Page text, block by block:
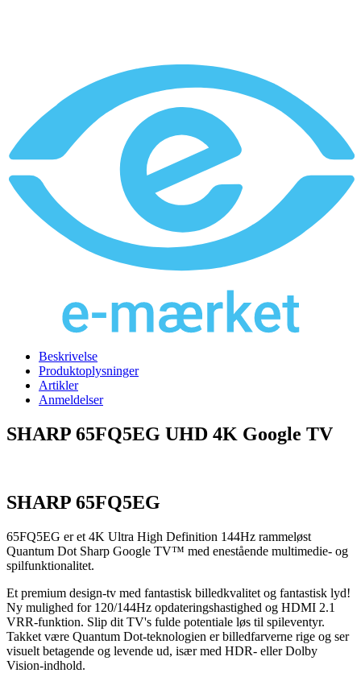
Beskrivelse
Produktoplysninger
Artikler
Anmeldelser
SHARP 65FQ5EG UHD 4K Google TV
SHARP 65FQ5EG
65FQ5EG er et 4K Ultra High Definition 144Hz rammeløst
Quantum Dot Sharp Google TV™ med enestående multimedie- og
spilfunktionalitet.
Et premium design-tv med fantastisk billedkvalitet og fantastisk lyd!
Ny mulighed for 120/144Hz opdateringshastighed og HDMI 2.1
VRR-funktion. Slip dit TV's fulde potentiale løs til spileventyr.
Takket være Quantum Dot-teknologien er billedfarverne rige og ser
visuelt betagende og levende ud, især med HDR- eller Dolby
Vision-indhold.